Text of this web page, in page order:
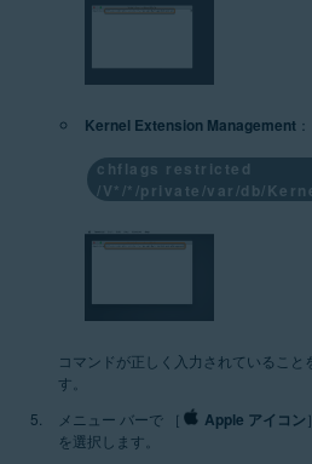
Kernel Extension Management ：
chflags restricted
/V*/*/private/var/db/
コマンドが正しく入力されていること
す。
メニュー バーで ［
Apple アイコン
を選択します。